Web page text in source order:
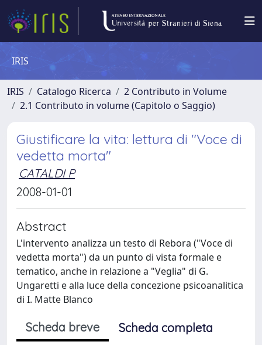
IRIS
IRIS Catalogo Ricerca
2 Contributo in Volume
2.1 Contributo in volume (Capitolo o Saggio)
Giustificare la vita: lettura di "Voce di
vedetta morta"
CATALDI P
2008-01-01
Abstract
L'intervento analizza un testo di Rebora ("Voce di
vedetta morta") da un punto di vista formale e
tematico, anche in relazione a "Veglia" di G.
Ungaretti e alla luce della concezione psicoanalitica
di I. Matte Blanco
Scheda breve
Scheda completa